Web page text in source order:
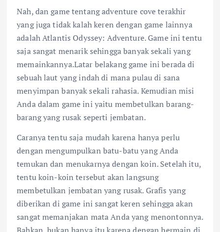
Nah, dan game tentang adventure cove terakhir
yang juga tidak kalah keren dengan game lainnya
adalah Atlantis Odyssey: Adventure. Game ini tentu
saja sangat menarik sehingga banyak sekali yang
memainkannya.Latar belakang game ini berada di
sebuah laut yang indah di mana pulau di sana
menyimpan banyak sekali rahasia. Kemudian misi
Anda dalam game ini yaitu membetulkan barang-
barang yang rusak seperti jembatan.
Caranya tentu saja mudah karena hanya perlu
dengan mengumpulkan batu-batu yang Anda
temukan dan menukarnya dengan koin. Setelah itu,
tentu koin-koin tersebut akan langsung
membetulkan jembatan yang rusak. Grafis yang
diberikan di game ini sangat keren sehingga akan
sangat memanjakan mata Anda yang menontonnya.